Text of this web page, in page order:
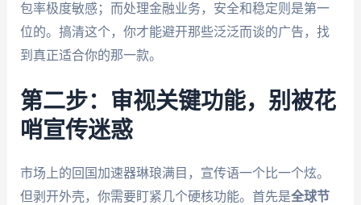
包率极度敏感；而处理金融业务，安全和稳定则是第一
位的。搞清这个，你才能避开那些泛泛而谈的广告，找
到真正适合你的那一款。
第二步：审视关键功能，别被花
哨宣传迷惑
市场上的回国加速器琳琅满目，宣传语一个比一个炫。
但剥开外壳，你需要盯紧几个硬核功能。首先是全球节